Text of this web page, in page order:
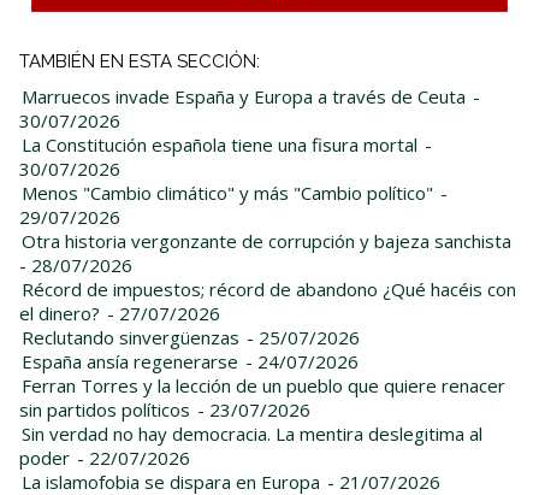
TAMBIÉN EN ESTA SECCIÓN:
Marruecos invade España y Europa a través de Ceuta -
30/07/2026
La Constitución española tiene una fisura mortal -
30/07/2026
Menos "Cambio climático" y más "Cambio político" -
29/07/2026
Otra historia vergonzante de corrupción y bajeza sanchista
- 28/07/2026
Récord de impuestos; récord de abandono ¿Qué hacéis con
el dinero? - 27/07/2026
Reclutando sinvergüenzas - 25/07/2026
España ansía regenerarse - 24/07/2026
Ferran Torres y la lección de un pueblo que quiere renacer
sin partidos políticos - 23/07/2026
Sin verdad no hay democracia. La mentira deslegitima al
poder - 22/07/2026
La islamofobia se dispara en Europa - 21/07/2026